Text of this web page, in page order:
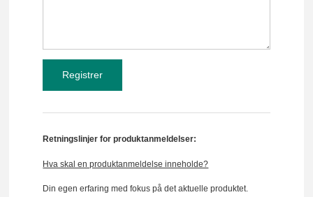
Retningslinjer for produktanmeldelser:
Hva skal en produktanmeldelse inneholde?
Din egen erfaring med fokus på det aktuelle produktet.